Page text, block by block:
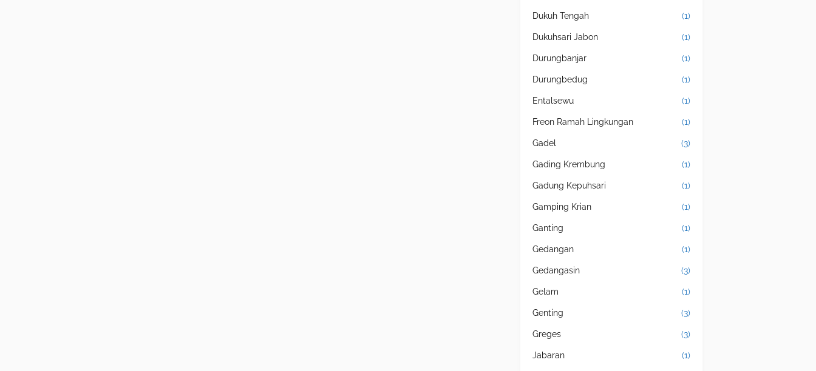
Dukuh Tengah (1)
Dukuhsari Jabon (1)
Durungbanjar (1)
Durungbedug (1)
Entalsewu (1)
Freon Ramah Lingkungan (1)
Gadel (3)
Gading Krembung (1)
Gadung Kepuhsari (1)
Gamping Krian (1)
Ganting (1)
Gedangan (1)
Gedangasin (3)
Gelam (1)
Genting (3)
Greges (3)
Jabaran (1)